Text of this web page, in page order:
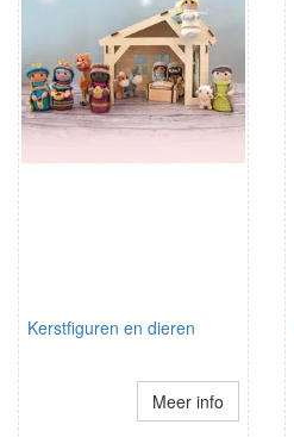
Kerstfiguren en dieren
Meer info